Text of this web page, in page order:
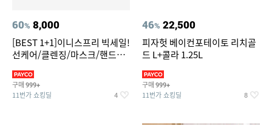
60% 8,000
[BEST 1+1]이니스프리 빅세일!
선케어/클렌징/마스크/핸드크
구매 999+
11번가 쇼킹딜 4
46% 22,500
피자헛 베이컨포테이토 리치골
드 L+콜라 1.25L
구매 999+
11번가 쇼킹딜 8